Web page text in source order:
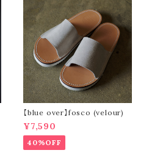
【blue over】fosco (velour)
¥7,590
40%OFF